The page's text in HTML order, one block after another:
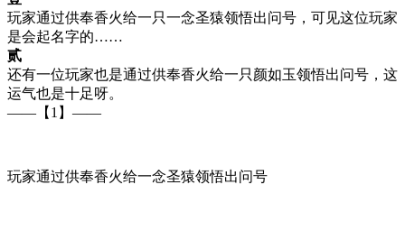
玩家通过供奉香火给一只一念圣猿领悟出问号，可见这位玩家
是会起名字的……
贰
还有一位玩家也是通过供奉香火给一只颜如玉领悟出问号，这
运气也是十足呀。
——【1】——
玩家通过供奉香火给一念圣猿领悟出问号